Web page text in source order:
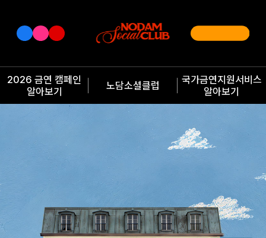
2026 금연 캠페인
알아보기
노담소셜클럽
국가금연지원서비스
알아보기